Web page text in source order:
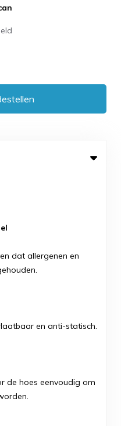
dat allergenen en
en anti-statisch.
de hoes eenvoudig om